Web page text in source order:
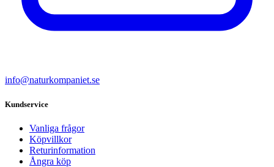
info@naturkompaniet.se
Kundservice
Vanliga frågor
Köpvillkor
Returinformation
Ångra köp